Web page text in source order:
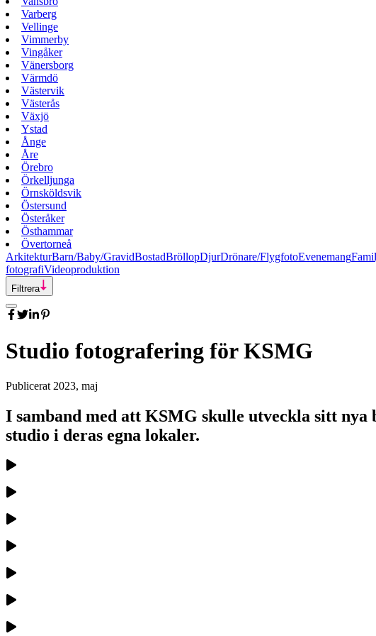
Varberg
Vellinge
Vimmerby
Vingåker
Vänersborg
Värmdö
Västervik
Västerås
Växjö
Ystad
Ånge
Åre
Örebro
Örkelljunga
Örnsköldsvik
Östersund
Österåker
Östhammar
Övertorneå
ArkitekturBarn/Baby/GravidBostadBröllopDjurDrönare/FlygfotoEvenemang
fotografiVideoproduktion
Filtrera
Studio fotografering för KSMG
Publicerat 2023, maj
I samband med att KSMG skulle utveckla sitt
studio i deras egna lokaler.